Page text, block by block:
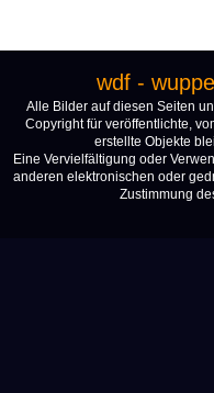
wdf -
Alle Bilder auf diesen Seiten
Copyright für veröffentlichte,
erstellte Objekte
Eine Vervielfältigung oder
anderen elektronischen oder
Zustimmung